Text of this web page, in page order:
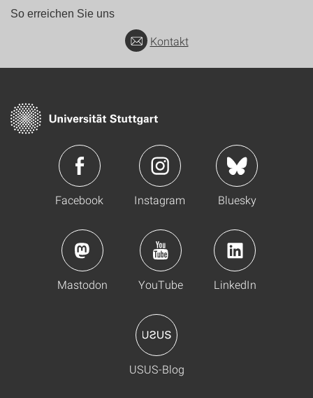
So erreichen Sie uns
Kontakt
Facebook Instagram Bluesky
Mastodon YouTube LinkedIn
USUS-Blog